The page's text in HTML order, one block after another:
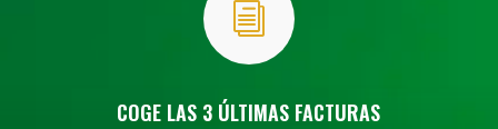
i
COGE LAS 3 ÚLTIMAS FACTURAS